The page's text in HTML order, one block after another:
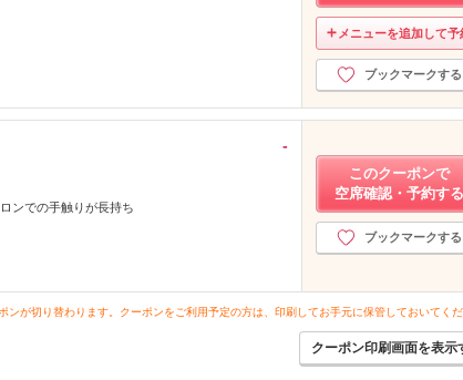
メニューを追加して予
ブックマークする
-
ンでの手触りが長持ち
このクーポンで
空席確認・予約する
ブックマークする
ンが切り替わります。クーポンをご利用予定の方は、印刷してお手元に保管しておいてくだ
クーポン印刷画面を表示